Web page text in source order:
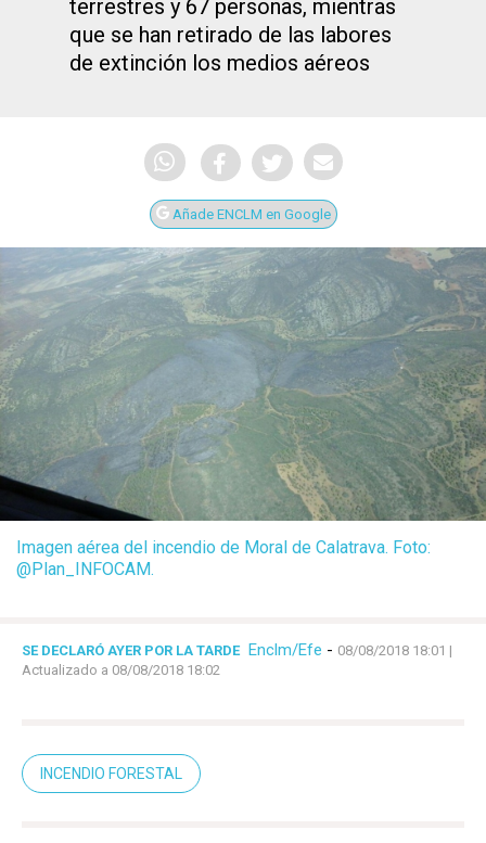
terrestres y 67 personas, mientras
que se han retirado de las labores
de extinción los medios aéreos
Añade ENCLM en Google
Imagen aérea del incendio de Moral de Calatrava. Foto:
@Plan_INFOCAM.
SE DECLARÓ AYER POR LA TARDE Enclm/Efe - 08/08/2018 18:01 |
Actualizado a 08/08/2018 18:02
INCENDIO FORESTAL